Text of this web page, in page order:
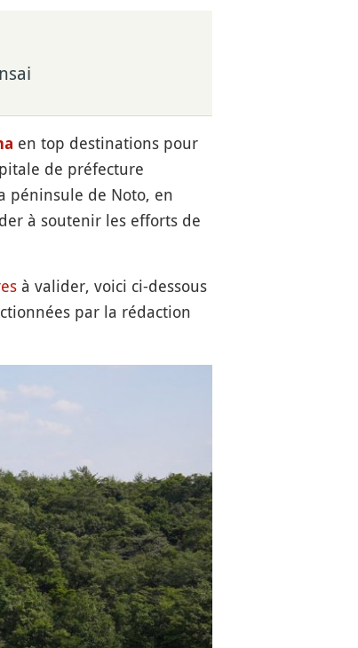
en top destinations pour
de préfecture
péninsule de Noto, en
à soutenir les efforts de
à valider, voici ci-dessous
par la rédaction